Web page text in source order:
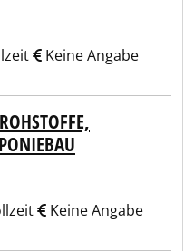
Keine Angabe
Keine Angabe